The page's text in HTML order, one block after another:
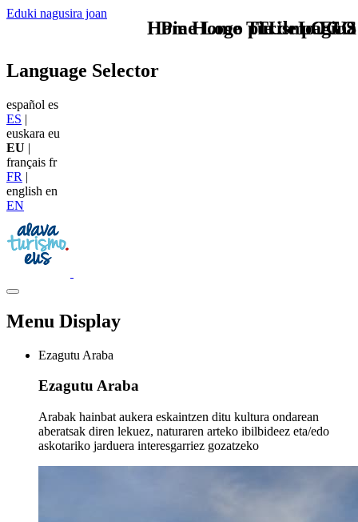
Eduki nagusira joan
TU - LOGO
Language Selector
español es
ES |
euskara eu
EU |
français fr
FR |
english en
EN
Menu Display
Ezagutu Araba
Ezagutu Araba
Arabak hainbat aukera eskaintzen ditu kultura ondarean
aberatsak diren lekuez, naturaren arteko ibilbideez eta/edo
askotariko jarduera interesgarriez gozatzeko
Home Logo pie de página
Pie Home Turismo EUS